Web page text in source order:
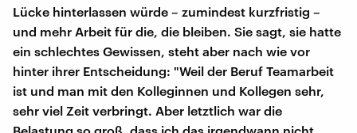
Lücke hinterlassen würde – zumindest kurzfristig –
und mehr Arbeit für die, die bleiben. Sie sagt, sie hatte
ein schlechtes Gewissen, steht aber nach wie vor
hinter ihrer Entscheidung: "Weil der Beruf Teamarbeit
ist und man mit den Kolleginnen und Kollegen sehr,
sehr viel Zeit verbringt. Aber letztlich war die